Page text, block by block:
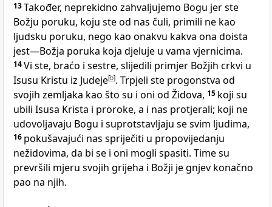
13Također, neprekidno zahvaljujemo Bogu jer ste
Božju poruku, koju ste od nas čuli, primili ne kao
ljudsku poruku, nego kao onakvu kakva ona doista
jest—Božja poruka koja djeluje u vama vjernicima.
14Vi ste, braćo i sestre, slijedili primjer Božjih crkvi u
Isusu Kristu iz Judeje[b]. Trpjeli ste progonstva od
svojih zemljaka kao što su i oni od Židova, 15 koji su
ubili Isusa Krista i proroke, a i nas protjerali; koji ne
udovoljavaju Bogu i suprotstavljaju se svim ljudima,
16 pokušavajući nas spriječiti u propovijedanju
nežidovima, da bi se i oni mogli spasiti. Time su
prevršili mjeru svojih grijeha i Božji je gnjev konačno
pao na njih.